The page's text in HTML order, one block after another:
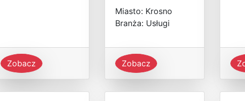
Zobacz
Miasto: Krosno
Branża: Usługi
Zobacz